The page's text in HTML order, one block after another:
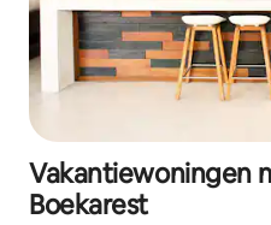
Vakantiewoningen
Boekarest